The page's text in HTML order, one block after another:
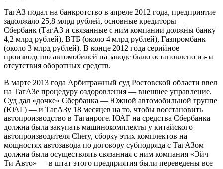
ТагАЗ подал на банкротство в апреле 2012 года, предприятие
задолжало 25,8 млрд руб­лей, основные кредиторы —
Сбербанк (ТагАЗ и связанные с ним компании должны банку
4,2 млрд рублей), ВТБ (около 4 млрд рублей), Газпромбанк
(около 3 млрд рублей). В конце 2012 года серийное
производство автомобилей на заводе было остановлено из-за
отсутствия оборотных средств.
В марте 2013 года Арбитражный суд Рос­товской области ввел
на ТагАЗе процедуру оздоровления — внешнее управление.
Суд дал «дочке» Сбербанка — Южной автомобильной группе
(ЮАГ) — и ТагАЗу 18 месяцев на то, чтобы восстановить
автопроизводство в Таганроге. ЮАГ на средства Сбербанка
должна была закупать машинокомплекты у китайского
автопроизводителя Chery, сборку этих комплектов на
мощностях автозавода по договору субподряда с ТагАЗом
должна была осуществлять связанная с ним компания «Эйч
Ти Авто» — в штат этого предприятия были переведены все